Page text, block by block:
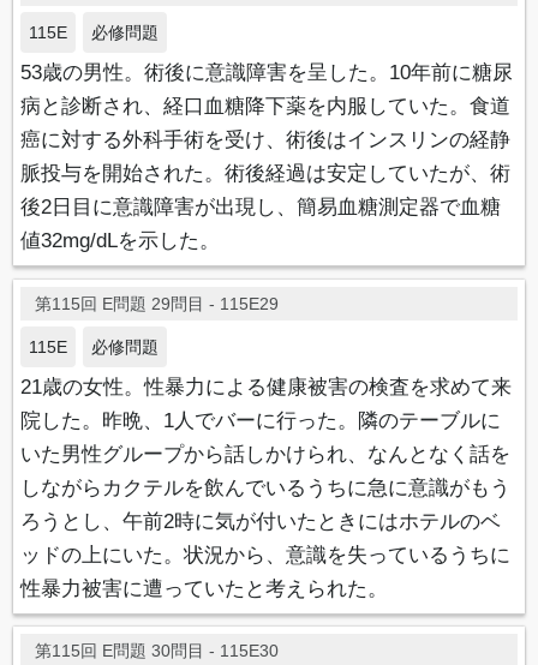
115E 必修問題
53歳の男性。術後に意識障害を呈した。10年前に糖尿
病と診断され、経口血糖降下薬を内服していた。食道
癌に対する外科手術を受け、術後はインスリンの経静
脈投与を開始された。術後経過は安定していたが、術
後2日目に意識障害が出現し、簡易血糖測定器で血糖
値32mg/dLを示した。
第115回 E問題 29問目 - 115E29
115E 必修問題
21歳の女性。性暴力による健康被害の検査を求めて来
院した。昨晩、1人でバーに行った。隣のテーブルに
いた男性グループから話しかけられ、なんとなく話を
しながらカクテルを飲んでいるうちに急に意識がもう
ろうとし、午前2時に気が付いたときにはホテルのベ
ッドの上にいた。状況から、意識を失っているうちに
性暴力被害に遭っていたと考えられた。
第115回 E問題 30問目 - 115E30